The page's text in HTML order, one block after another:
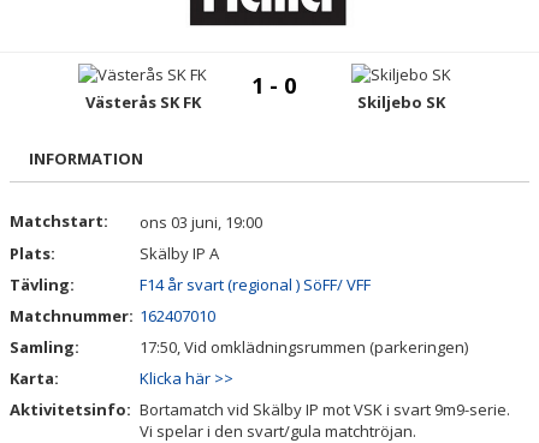
BILDGALLERI
Västerås SK FK
1 - 0
Skiljebo SK
INFORMATION
Matchstart:
ons 03 juni, 19:00
Plats:
Skälby IP A
Tävling:
F14 år svart (regional ) SöFF/ VFF
Matchnummer: 162407010
Samling:
17:50, Vid omklädningsrummen (parkeringen)
Karta:
Klicka här >>
Aktivitetsinfo: Bortamatch vid Skälby IP mot VSK i svart 9m9-serie.
Vi spelar i den svart/gula matchtröjan.